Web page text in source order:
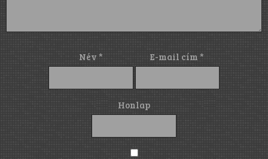
Név * E-mail cím*
Honlap